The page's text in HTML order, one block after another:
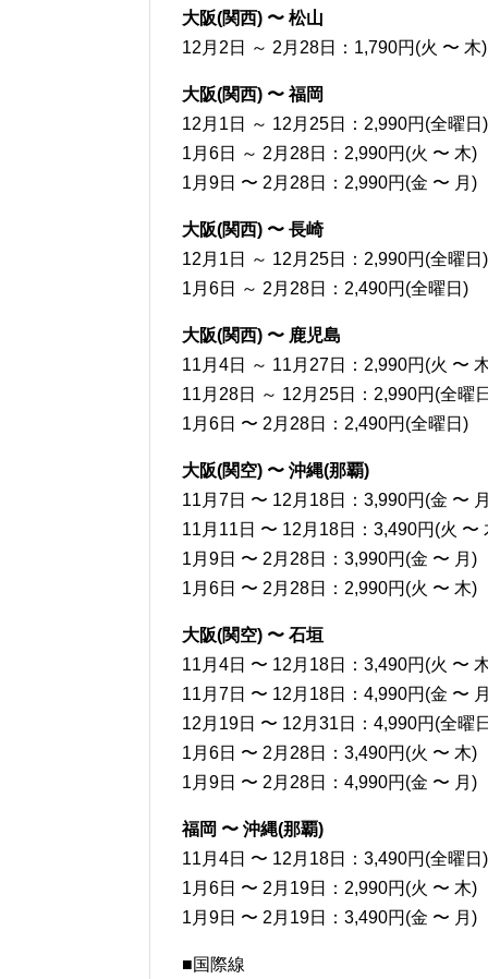
大阪(関西) 〜 松山
12月2日 ～ 2月28日：1,790円(火 〜 木)
大阪(関西) 〜 福岡
12月1日 ～ 12月25日：2,990円(全曜日)
1月6日 ～ 2月28日：2,990円(火 〜 木)
1月9日 〜 2月28日：2,990円(金 〜 月)
大阪(関西) 〜 長崎
12月1日 ～ 12月25日：2,990円(全曜日)
1月6日 ～ 2月28日：2,490円(全曜日)
大阪(関西) 〜 鹿児島
11月4日 ～ 11月27日：2,990円(火 〜
11月28日 ～ 12月25日：2,990円(全曜
1月6日 〜 2月28日：2,490円(全曜日)
大阪(関空) 〜 沖縄(那覇)
11月7日 〜 12月18日：3,990円(金 〜
11月11日 〜 12月18日：3,490円(火 〜
1月9日 〜 2月28日：3,990円(金 〜 月)
1月6日 〜 2月28日：2,990円(火 〜 木)
大阪(関空) 〜 石垣
11月4日 〜 12月18日：3,490円(火 〜
11月7日 〜 12月18日：4,990円(金 〜
12月19日 〜 12月31日：4,990円(全曜
1月6日 〜 2月28日：3,490円(火 〜 木)
1月9日 〜 2月28日：4,990円(金 〜 月)
福岡 〜 沖縄(那覇)
11月4日 〜 12月18日：3,490円(全曜日)
1月6日 〜 2月19日：2,990円(火 〜 木)
1月9日 〜 2月19日：3,490円(金 〜 月)
■国際線